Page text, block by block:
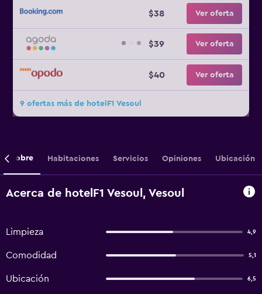
$38 Ver oferta
$39 Ver oferta
$40 Ver oferta
9 ofertas más de hotelF1 Vesoul
Sobre Habitaciones Servicios Opiniones Ubicación
Acerca de hotelF1 Vesoul, Vesoul
Limpieza 4,9
Comodidad 5,1
Ubicación 6,5